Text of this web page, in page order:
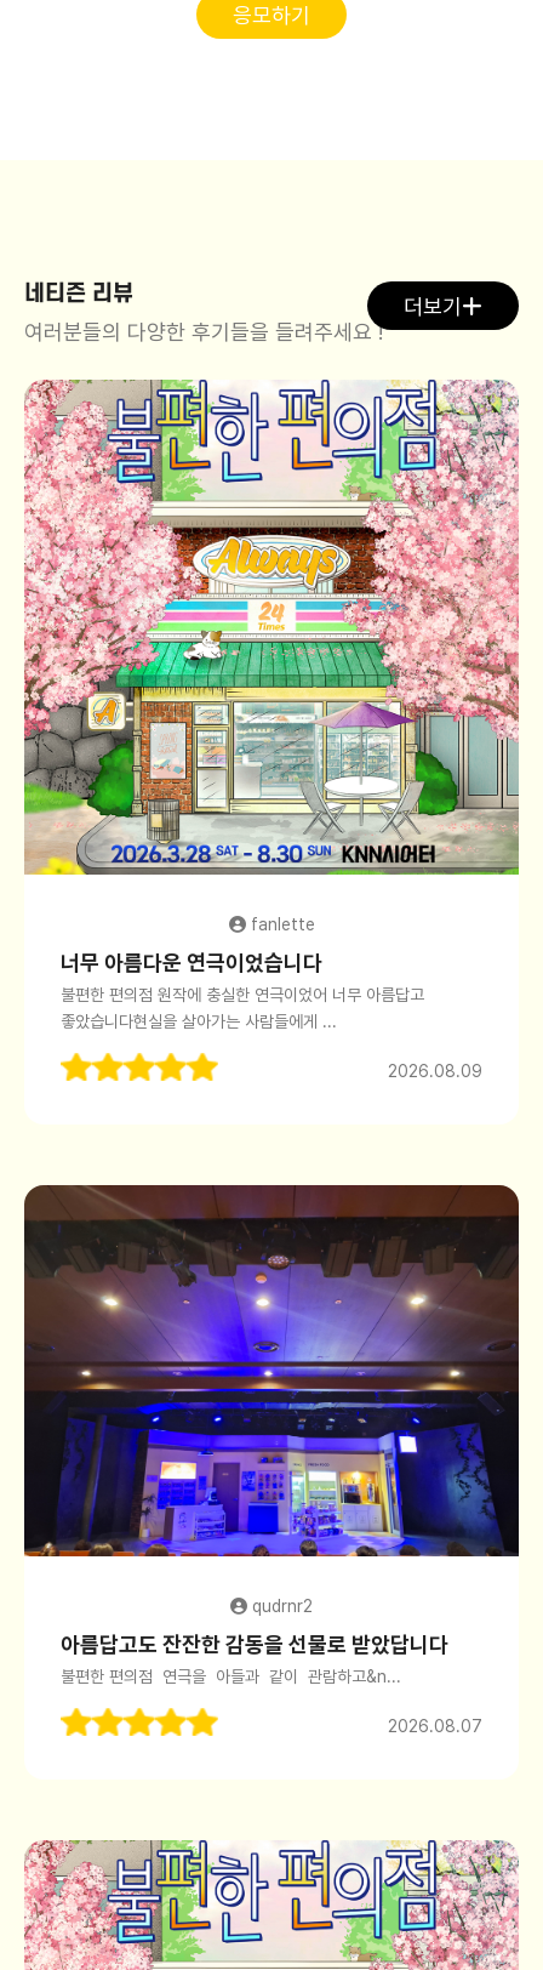
응모하기
네티즌 리뷰
여러분들의 다양한 후기들을 들려주세요 !
더보기
fanlette
너무 아름다운 연극이었습니다
불편한 편의점 원작에 충실한 연극이었어 너무 아름답고
좋았습니다현실을 살아가는 사람들에게 ...
2026.08.09
qudrnr2
아름답고도 잔잔한 감동을 선물로 받았답니다
불편한 편의점 연극을 아들과 같이 관람하고&n...
2026.08.07